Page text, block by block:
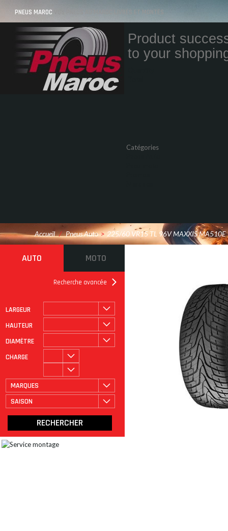
PNEUS MAROC VOS PNEUS AU MAROC LIVRÉS ET MONTÉS
Product
to your
Catégories
Accueil / Pneus Auto > 225/60 VR15 TL 96V MAXXIS MA510E
AUTO MOTO
Recherche avancée
LARGEUR
HAUTEUR
DIAMÈTRE
CHARGE
MARQUES
SAISON
ROULAGE À PLAT